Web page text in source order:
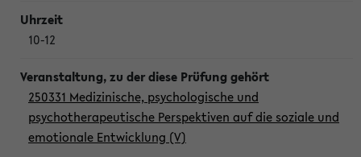
10-12
250331 Medizinische, psychologische und
psychotherapeutische Perspektiven auf die soziale und
emotionale Entwicklung (V)